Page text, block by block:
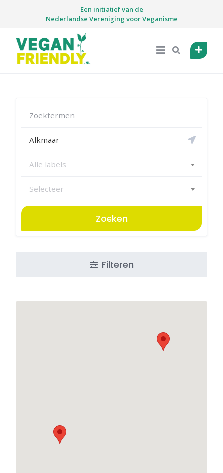
Een initiatief van de
Nederlandse Vereniging voor Veganisme
Alle labels
Selecteer
Zoeken
Filteren